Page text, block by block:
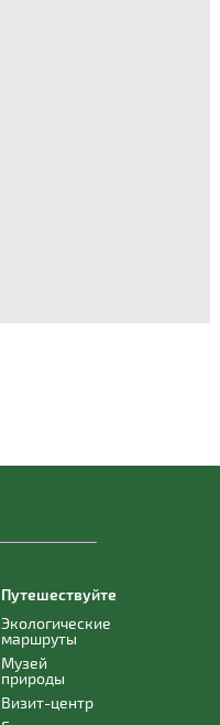
Путешествуйте
Экологические
маршруты
Музей
природы
Визит-центр